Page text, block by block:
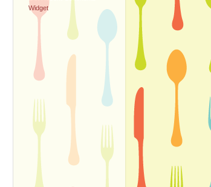
Widget